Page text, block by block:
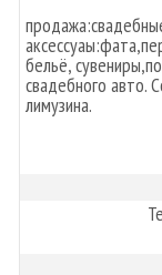
бельё,
свадебного авто.
лимузина.